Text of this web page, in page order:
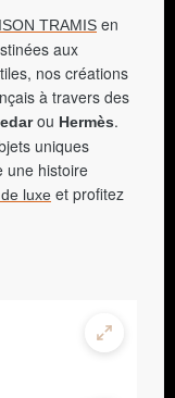
TRAMIS en
aux
nos créations
à travers des
ou Hermès.
uniques
une histoire
luxe et profitez